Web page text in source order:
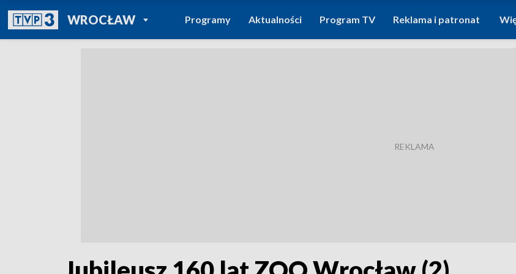
WROCŁAWPOWRÓT DO
TVP REGIONY
Programy Aktualności Program TV Reklama i patronat